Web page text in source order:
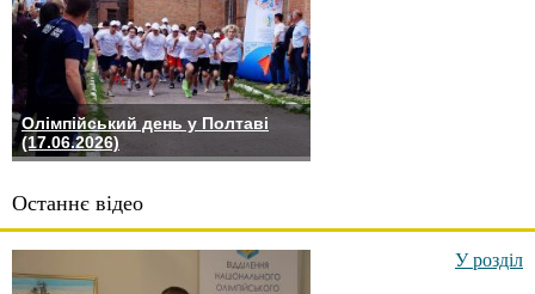
Олімпійський день у Полтаві
(17.06.2026)
Останнє відео
У розділ